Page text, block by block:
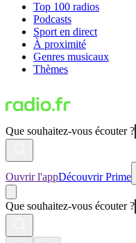
Top 100 radios
Podcasts
Sport en direct
À proximité
Genres musicaux
Thèmes
Que souhaitez-vous écouter ?
Ouvrir l'appDécouvrir Prime
Que souhaitez-vous écouter ?